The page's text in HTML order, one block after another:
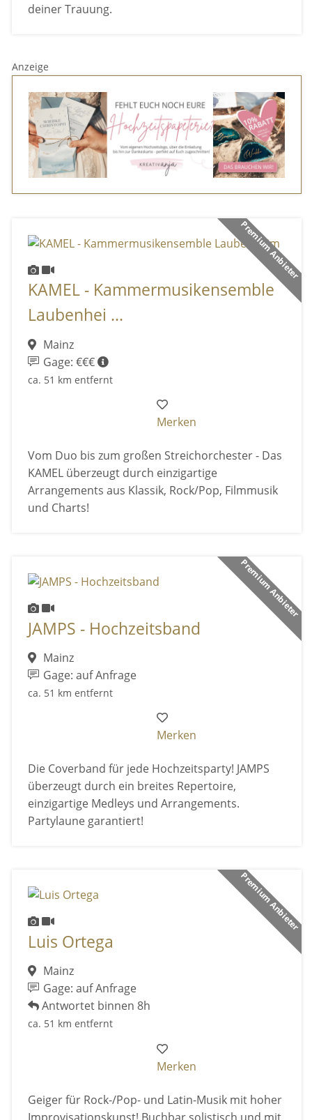
deiner Trauung.
Anzeige
Premium Anbieter
KAMEL - Kammermusikensemble
Laubenhei ...
Mainz
Gage: €€€
ca. 51 km entfernt
Merken
Vom Duo bis zum großen Streichorchester - Das
KAMEL überzeugt durch einzigartige
Arrangements aus Klassik, Rock/Pop, Filmmusik
und Charts!
Premium Anbieter
JAMPS - Hochzeitsband
Mainz
Gage: auf Anfrage
ca. 51 km entfernt
Merken
Die Coverband für jede Hochzeitsparty! JAMPS
überzeugt durch ein breites Repertoire,
einzigartige Medleys und Arrangements.
Partylaune garantiert!
Premium Anbieter
Luis Ortega
Mainz
Gage: auf Anfrage
Antwortet binnen 8h
ca. 51 km entfernt
Merken
Geiger für Rock-/Pop- und Latin-Musik mit hoher
Improvisationskunst! Buchbar solistisch und mit